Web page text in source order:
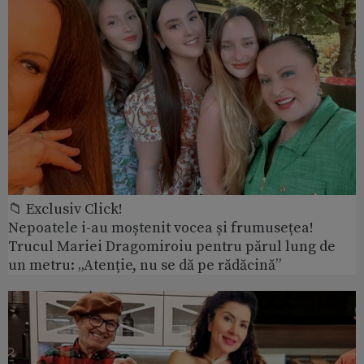
📁 Exclusiv Click!
Nepoatele i-au moștenit vocea și frumusețea!
Trucul Mariei Dragomiroiu pentru părul lung de
un metru: „Atenție, nu se dă pe rădăcină”